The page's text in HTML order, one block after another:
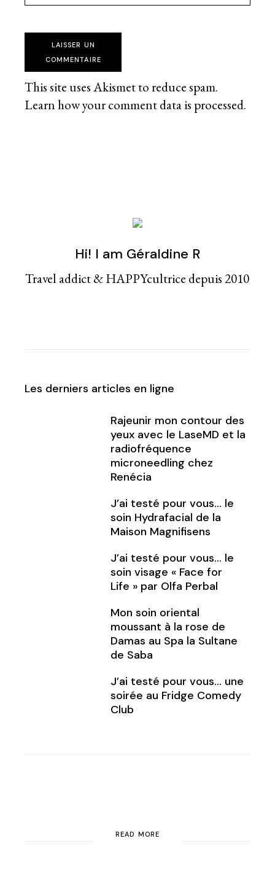
LAISSER UN
COMMENTAIRE
This site uses Akismet to reduce spam.
Learn how your comment data is processed.
Hi! I am Géraldine R
Travel addict & HAPPYcultrice depuis 2010
Les derniers articles en ligne
Rajeunir mon contour des
yeux avec le LaseMD et la
radiofréquence
microneedling chez
Renécia
J’ai testé pour vous… le
soin Hydrafacial de la
Maison Magnifisens
J’ai testé pour vous… le
soin visage « Face for
Life » par Olfa Perbal
Mon soin oriental
moussant à la rose de
Damas au Spa la Sultane
de Saba
J’ai testé pour vous… une
soirée au Fridge Comedy
Club
READ MORE